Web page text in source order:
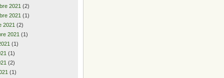
2021 (2)
2021 (1)
2021 (2)
2021 (1)
(1)
(1)
(2)
(1)